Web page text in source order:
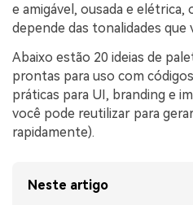
e amigável, ousada e
depende das tonalidades que
Abaixo estão 20 ideias de
prontas para uso com
práticas para UI, branding e
você pode reutilizar para
rapidamente).
Neste artigo